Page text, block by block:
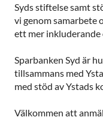
Syds stiftelse samt
vi genom samarbete
ett mer inkluderande
Sparbanken Syd är
tillsammans med
med stöd av Ystads
Välkommen att